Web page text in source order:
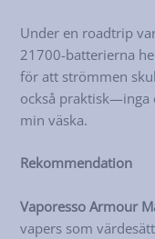
Under en roadtrip
21700-batterierna
för att strömmen
också praktisk—inga
min väska.
Rekommendation
Vaporesso Armour
vapers som